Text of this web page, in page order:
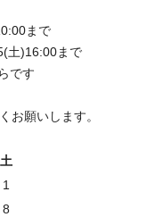
まで
土)16:00まで
です
お願いします。
土
1
8